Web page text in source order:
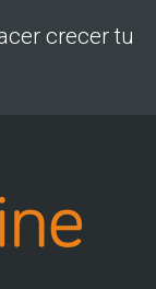
crecer tu